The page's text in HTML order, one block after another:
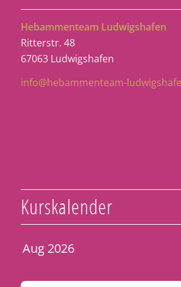
Hebammenteam Ludwigshafen
Ritterstr. 48
67063 Ludwigshafen
info@hebammenteam-
Kurskalender